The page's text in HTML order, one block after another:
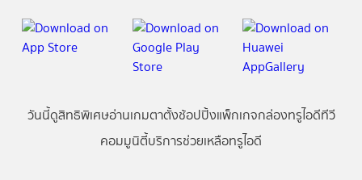
วันนี้ดูสิทธิพิเศษอ่านเกมตาตั้งช้อปปิ้งแพ็กเกจกล่องทรูไอดีทีวี
คอมมูนิตี้บริการช่วยเหลือทรูไอดี